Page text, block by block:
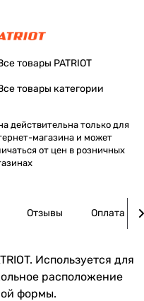
товары PATRIOT
товары категории
действительна только для
магазина и может
от цен в розничных
Отзывы Оплата
Используется для
расположение
формы.